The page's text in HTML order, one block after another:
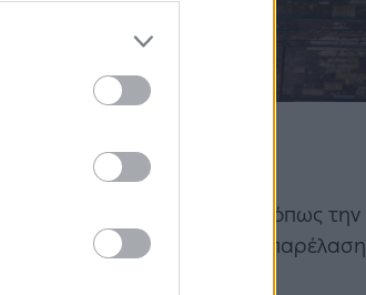
πιο γνωστή την
σε ιστορικά κτήρια όπως την
Alte Bibliothek. Μια παρέλαση
pop up εστιατόρια που